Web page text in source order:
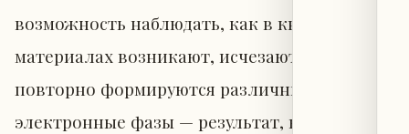
возможность наблюдать, как в квантовых
материалах возникают, исчезают и
повторно формируются различные
электронные фазы — результат, который